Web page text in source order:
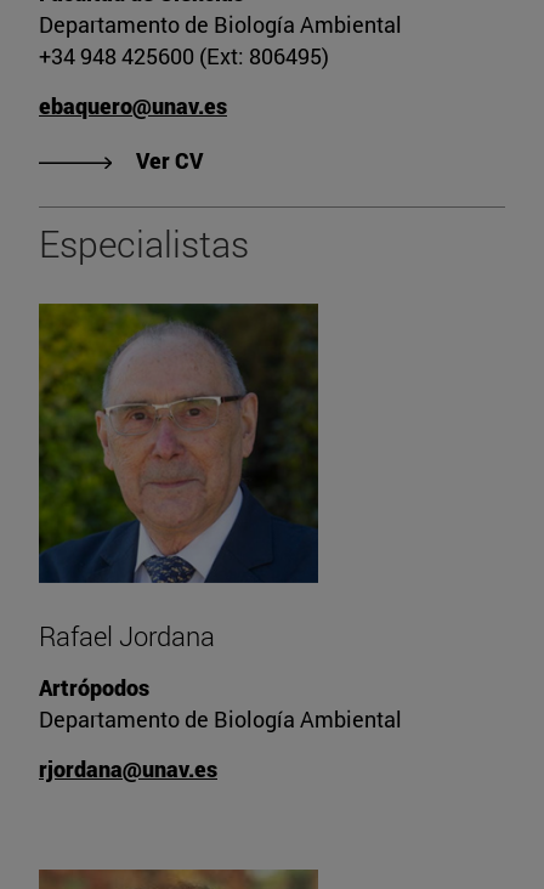
Departamento de Biología Ambiental
+34 948 425600 (Ext: 806495)
ebaquero@unav.es
Ver CV"Ver CV de Enrique Baquero"
Especialistas
Rafael Jordana
Artrópodos
Departamento de Biología Ambiental
rjordana@unav.es